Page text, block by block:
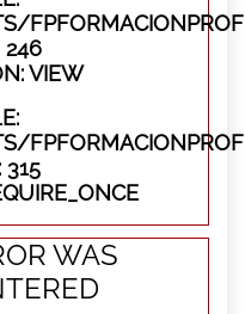
246
VIEW
315
WAS